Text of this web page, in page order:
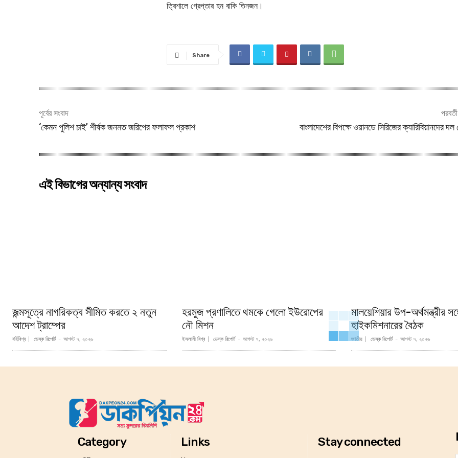
ত্রিশালে গ্রেপ্তার হন বাকি তিনজন।
Share
পূর্বের সংবাদ
‘কেমন পুলিশ চাই’ শীর্ষক জনমত জরিপের ফলাফল প্রকাশ বাংলাদেশের বিপক্ষে ওয়ানডে সিরিজের ক্যারিবিয়ানদের দল
এই বিভাগের অন্যান্য সংবাদ
জন্মসূত্রে নাগরিকত্ব সীমিত করতে ২ নতুন
আদেশ ট্রাম্পের
বর্হিবিশ্ব ডেস্ক রিপোর্ট - আগস্ট ৭, ২০২৬
হরমুজ প্রণালিতে থমকে গেলো ইউরোপের
নৌ মিশন
ইসলামী বিশ্ব ডেস্ক রিপোর্ট - আগস্ট ৭, ২০২৬
মালয়েশিয়ার উপ-অর্থমন্ত্রীর
হাইকমিশনারের বৈঠক
জাতীয় ডেস্ক রিপোর্ট - আগস্ট ৭, ২০২৬
Category Links Stay connected